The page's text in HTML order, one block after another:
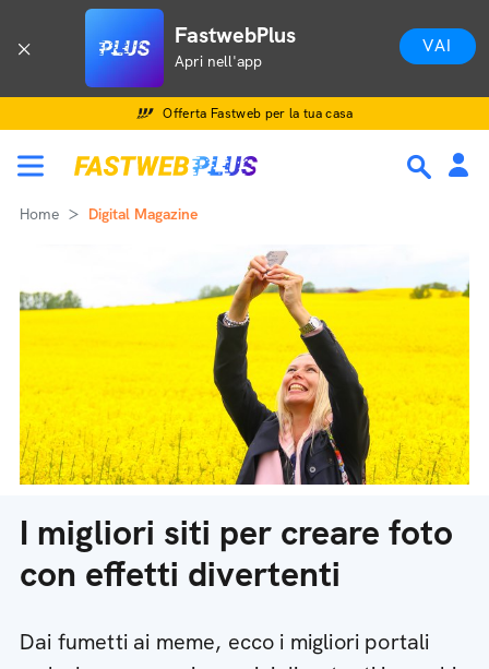
FastwebPlus
Apri nell'app
VAI
Offerta Fastweb per la tua casa
Home Digital Magazine
I migliori siti per creare foto
con effetti divertenti
Dai fumetti ai meme, ecco i migliori portali